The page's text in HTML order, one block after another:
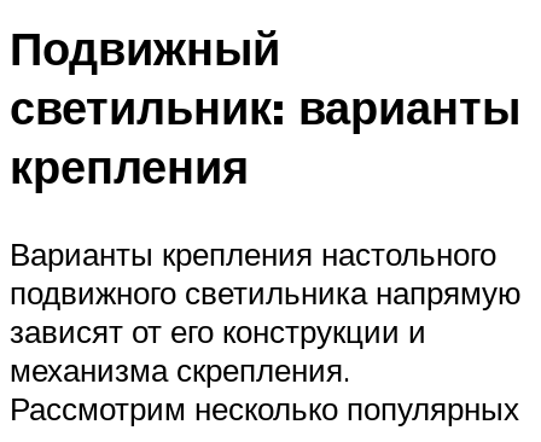
Подвижный
светильник: варианты
крепления
Варианты крепления настольного
подвижного светильника напрямую
зависят от его конструкции и
механизма скрепления.
Рассмотрим несколько популярных